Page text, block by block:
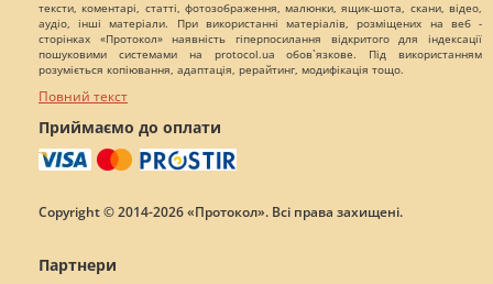
тексти, коментарі, статті, фотозображення, малюнки, ящик-шота, скани, відео,
аудіо, інші матеріали. При використанні матеріалів, розміщених на веб -
сторінках «Протокол» наявність гіперпосилання відкритого для індексації
пошуковими системами на protocol.ua обов`язкове. Під використанням
розуміється копіювання, адаптація, рерайтинг, модифікація тощо.
Повний текст
Приймаємо до оплати
Copyright © 2014-2026 «Протокол». Всі права захищені.
Партнери